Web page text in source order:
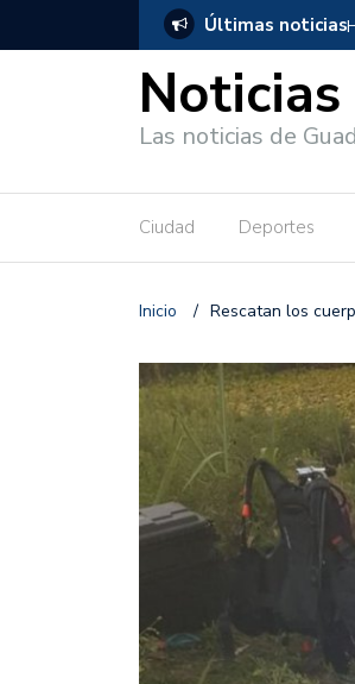
Últimas noticias
salió de los separos sin lesiones graves
Noticias
Las noticias de
Ciudad Deportes
Inicio / Rescatan los